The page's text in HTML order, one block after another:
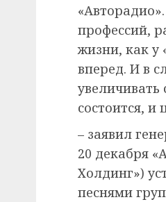
профессий,
жизни, как у
вперед. И в
увеличивать
состоится, и
– заявил
20 декабря
Холдинг»)
песнями